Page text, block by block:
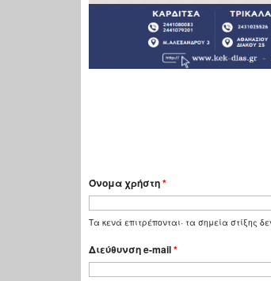
Όνομα χρήστη*
Τα κενά επιτρέπονται· τα σημεία στίξης
Διεύθυνση e-mail*